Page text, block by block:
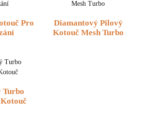
Pro
Diamantový Pilový
Kotouč Mesh Turbo
Turbo